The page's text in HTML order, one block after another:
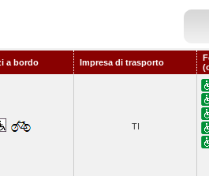
a bordo Impresa di trasporto
TI